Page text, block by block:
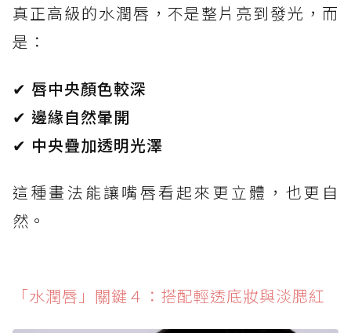
真正高級的水潤唇，不是整片亮到發光，而
是：
✔ 唇中央顏色較深
✔ 邊緣自然暈開
✔ 中央疊加透明光澤
這種畫法能讓嘴唇看起來更立體，也更自
然。
「水潤唇」關鍵４：搭配輕透底妝與淡腮紅